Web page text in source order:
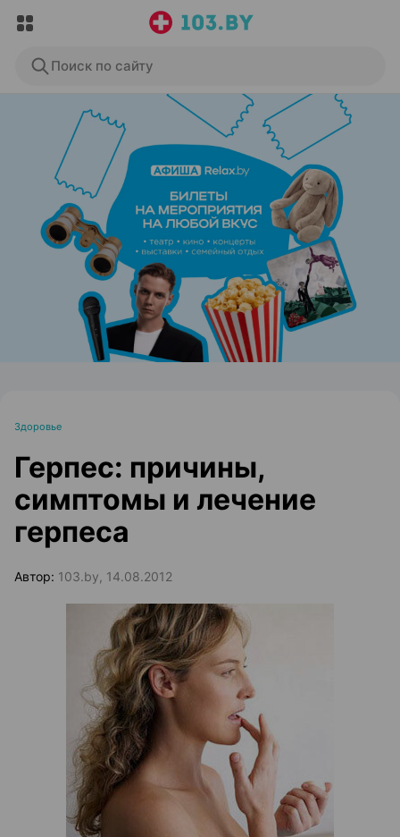
Поиск по сайту
ЭФФЕКТИВНАЯ РЕКЛАМА НА САЙТЕ
Здоровье
Герпес: причины,
симптомы и лечение
герпеса
Автор: 103.by, 14.08.2012